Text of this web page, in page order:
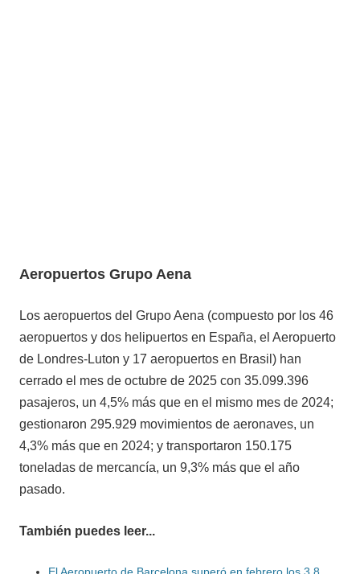
Aeropuertos Grupo Aena
Los aeropuertos del Grupo Aena (compuesto por los 46
aeropuertos y dos helipuertos en España, el Aeropuerto
de Londres-Luton y 17 aeropuertos en Brasil) han
cerrado el mes de octubre de 2025 con 35.099.396
pasajeros, un 4,5% más que en el mismo mes de 2024;
gestionaron 295.929 movimientos de aeronaves, un
4,3% más que en 2024; y transportaron 150.175
toneladas de mercancía, un 9,3% más que el año
pasado.
También puedes leer...
El Aeropuerto de Barcelona superó en febrero los 3,8